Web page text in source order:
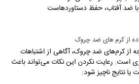
ضد آفتاب، حفظ دستاوردهاست
از کرم های ضد چروک
از کرم‌های ضد چروک، آگاهی از اشتباهات
است. رعایت نکردن این نکات می‌تواند باعث
نتایج ناچیز شود: